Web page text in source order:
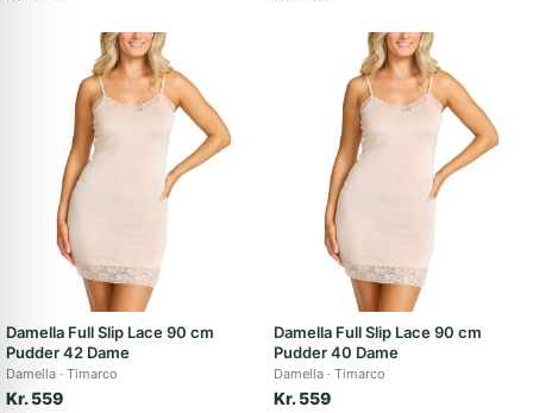
Damella Full Slip Lace 90 cm
Pudder 42 Dame
Damella Timarco
Kr. 559
Damella Full Slip Lace 90 cm
Pudder 40 Dame
Damella Timarco
Kr. 559